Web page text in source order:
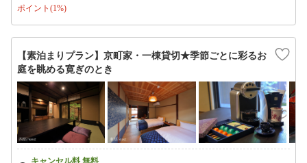
ポイント(1%)
【素泊まりプラン】京町家・一棟貸切★季節ごとに彩るお
庭を眺める寛ぎのとき